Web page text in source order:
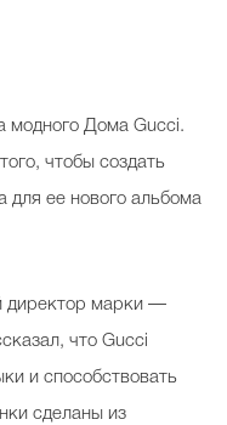
модного Дома Gucci.
чтобы создать
для ее нового альбома
директор марки —
что Gucci
и способствовать
сделаны из